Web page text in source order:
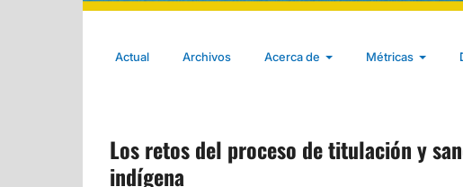
Actual Archivos Acerca de Métricas
Los retos del proceso de titulación y
indígena